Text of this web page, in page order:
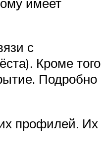
с
Кроме того
Подробно
профилей. Их